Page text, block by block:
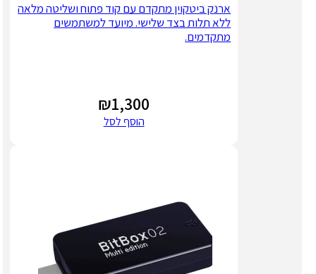
ארנק ביטקוין מתקדם עם קוד פתוח ושליטה מלאה
ללא תלות בצד שלישי. מיועד למשתמשים
מתקדמים.
₪1,300
הוסף לסל